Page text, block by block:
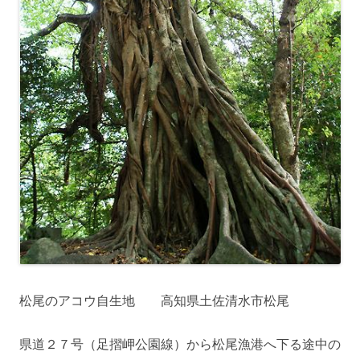
松尾のアコウ自生地 高知県土佐清水市松尾
県道２７号（足摺岬公園線）から松尾漁港へ下る途中の